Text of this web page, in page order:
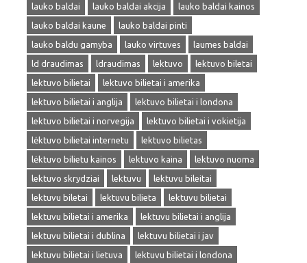
lauko baldai
lauko baldai akcija
lauko baldai kainos
lauko baldai kaune
lauko baldai pinti
lauko baldu gamyba
lauko virtuves
laumes baldai
ld draudimas
ldraudimas lektuvo
lektuvo biletai
lektuvo bilietai
lektuvo bilietai i amerika
lektuvo bilietai i anglija
lektuvo bilietai i londona
lektuvo bilietai i norvegija
lektuvo bilietai i vokietija
lėktuvo bilietai internetu
lektuvo bilietas
lėktuvo bilietu kainos
lektuvo kaina
lektuvo nuoma
lektuvo skrydziai
lektuvu
lektuvu bileitai
lektuvu biletai
lektuvu bilieta
lektuvu bilietai
lektuvu bilietai i amerika
lektuvu bilietai i anglija
lektuvu bilietai i dublina
lektuvu bilietai i jav
lektuvu bilietai i lietuva
lektuvu bilietai i londona